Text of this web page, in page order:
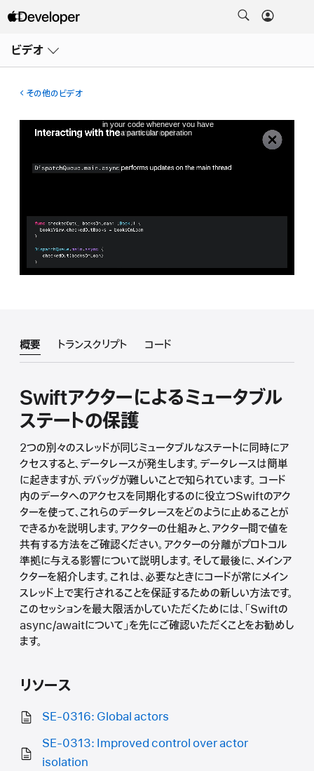
ビデオ
ー
その他のビデオ
概要 トランスクリプト コード
Swiftアクターによるミュータブル
ステートの保護
2つの別々のスレッドが同じミュータブルなステートに同時にア
クセスすると、データレースが発生します。データレースは簡単
に起きますが、デバッグが難しいことで知られています。 コード
内のデータへのアクセスを同期化するのに役立つSwiftのアク
ターを使って、これらのデータレースをどのように止めることが
できるかを説明します。アクターの仕組みと、アクター間で値を
共有する方法をご確認ください。アクターの分離がプロトコル
準拠に与える影響について説明します。そして最後に、メインア
クターを紹介します。これは、必要なときにコードが常にメイン
スレッド上で実行されることを保証するための新しい方法です。
このセッションを最大限活かしていただくためには、「Swiftの
async/awaitについて」を先にご確認いただくことをお勧めし
ます。
リソース
SE-0316: Global actors
SE-0313: Improved control over actor
isolation